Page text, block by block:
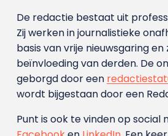
De redactie bestaat uit
Zij werken in journalistieke
basis van vrije nieuwsgaring en
beïnvloeding van derden. De
geborgd door een
wordt bijgestaan door een
Punt is ook te vinden op social